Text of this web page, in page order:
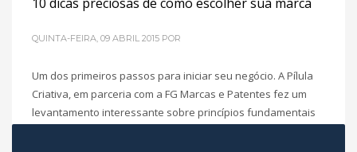
QUINTA-FEIRA, 09 ABRIL 2015 POR
Um dos primeiros passos para iniciar seu negócio. A Pílula
Criativa, em parceria com a FG Marcas e Patentes fez um
levantamento interessante sobre princípios fundamentais